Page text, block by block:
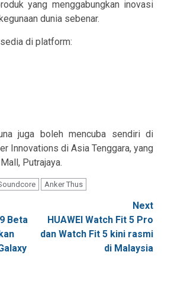
yang menggabungkan inovasi
dunia sebenar.
di platform:
juga boleh mencuba sendiri di
Innovations di Asia Tenggara, yang
Putrajaya.
Anker Thus
Beta
Next
HUAWEI Watch Fit 5 Pro
dan Watch Fit 5 kini rasmi
di Malaysia